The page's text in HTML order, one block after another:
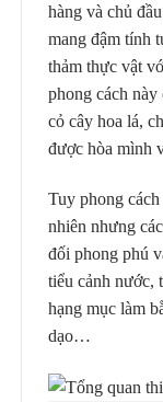
hàng và chủ
mang đậm tính
thảm thực vật
phong cách
cỏ cây hoa lá,
được hòa mình
Tuy phong
nhiên nhưng
đối phong phú
tiểu cảnh nước,
hạng mục làm
dạo…